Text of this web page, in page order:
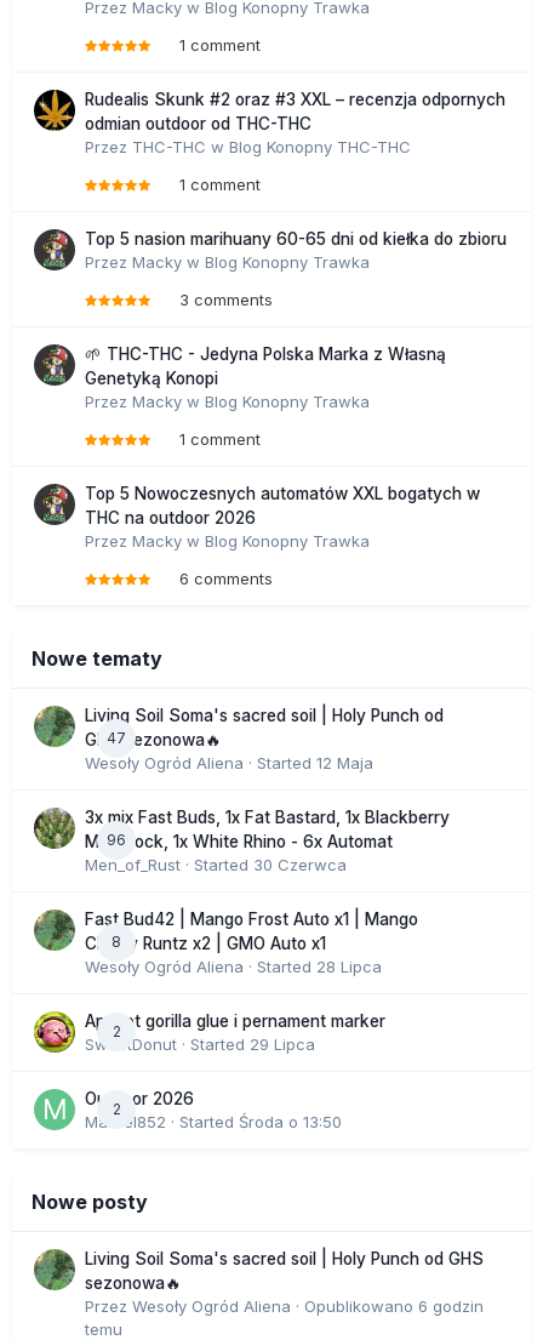
Przez Macky w Blog Konopny Trawka
1 comment
Rudealis Skunk #2 oraz #3 XXL – recenzja odpornych
odmian outdoor od THC-THC
Przez THC-THC w Blog Konopny THC-THC
1 comment
Top 5 nasion marihuany 60-65 dni od kiełka do zbioru
Przez Macky w Blog Konopny Trawka
3 comments
🌱 THC-THC - Jedyna Polska Marka z Własną
Genetyką Konopi
Przez Macky w Blog Konopny Trawka
1 comment
Top 5 Nowoczesnych automatów XXL bogatych w
THC na outdoor 2026
Przez Macky w Blog Konopny Trawka
6 comments
Nowe tematy
47
Living Soil Soma's sacred soil | Holy Punch od
GHS sezonowa🔥
Wesoły Ogród Aliena · Started 12 Maja
96
3x mix Fast Buds, 1x Fat Bastard, 1x Blackberry
Moonrock, 1x White Rhino - 6x Automat
Men_of_Rust · Started 30 Czerwca
8
Fast Bud42 | Mango Frost Auto x1 | Mango
Cherry Runtz x2 | GMO Auto x1
Wesoły Ogród Aliena · Started 28 Lipca
2
Apricot gorilla glue i pernament marker
SweetDonut · Started 29 Lipca
2
Outdoor 2026
Marcel852 · Started Środa o 13:50
Nowe posty
Living Soil Soma's sacred soil | Holy Punch od GHS
sezonowa🔥
Przez Wesoły Ogród Aliena · Opublikowano 6 godzin
temu